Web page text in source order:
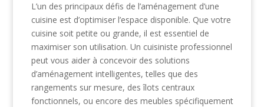
L’un des principaux défis de l’aménagement d’une
cuisine est d’optimiser l’espace disponible. Que votre
cuisine soit petite ou grande, il est essentiel de
maximiser son utilisation. Un cuisiniste professionnel
peut vous aider à concevoir des solutions
d’aménagement intelligentes, telles que des
rangements sur mesure, des îlots centraux
fonctionnels, ou encore des meubles spécifiquement